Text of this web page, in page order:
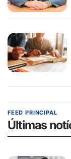
FEED PRINCIPAL
Últimas